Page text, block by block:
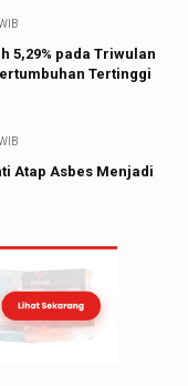
5,29% pada Triwulan
Tertinggi
Atap Asbes Menjadi